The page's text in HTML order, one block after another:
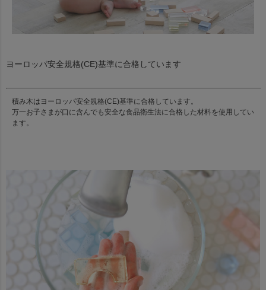
ヨーロッパ安全規格(CE)基準に合格しています
積み木はヨーロッパ安全規格(CE)基準に合格しています。
万一お子さまが口に含んでも安全な食品衛生法に合格した材料を使用してい
ます。